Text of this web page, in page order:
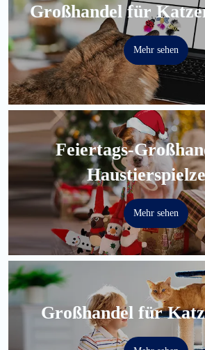
Großhandel für
Mehr sehen
Feiertags-
Mehr sehen
Großhandel für